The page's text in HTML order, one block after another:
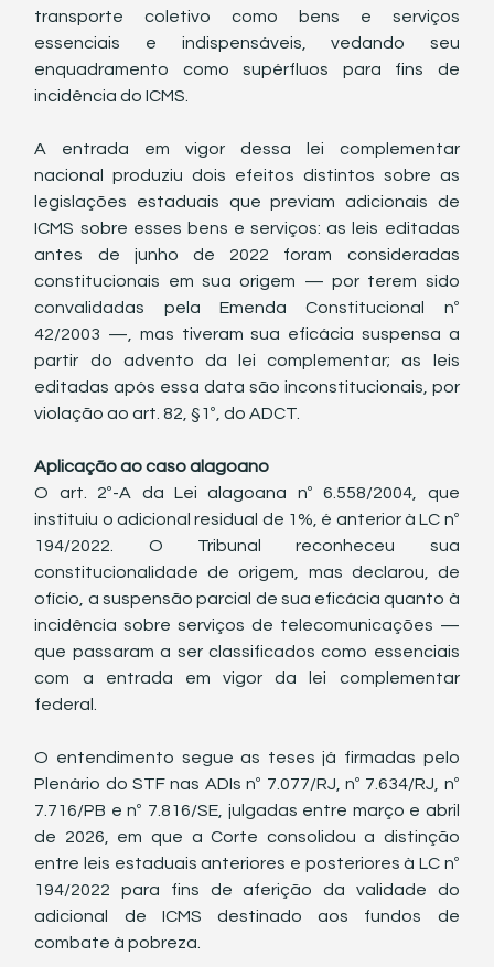
transporte coletivo como bens e serviços
essenciais e indispensáveis, vedando seu
enquadramento como supérfluos para fins de
incidência do ICMS.
A entrada em vigor dessa lei complementar
nacional produziu dois efeitos distintos sobre as
legislações estaduais que previam adicionais de
ICMS sobre esses bens e serviços: as leis editadas
antes de junho de 2022 foram consideradas
constitucionais em sua origem — por terem sido
convalidadas pela Emenda Constitucional nº
42/2003 —, mas tiveram sua eficácia suspensa a
partir do advento da lei complementar; as leis
editadas após essa data são inconstitucionais, por
violação ao art. 82, §1º, do ADCT.
Aplicação ao caso alagoano
O art. 2º-A da Lei alagoana nº 6.558/2004, que
instituiu o adicional residual de 1%, é anterior à LC nº
194/2022. O Tribunal reconheceu sua
constitucionalidade de origem, mas declarou, de
ofício, a suspensão parcial de sua eficácia quanto à
incidência sobre serviços de telecomunicações —
que passaram a ser classificados como essenciais
com a entrada em vigor da lei complementar
federal.
O entendimento segue as teses já firmadas pelo
Plenário do STF nas ADIs nº 7.077/RJ, nº 7.634/RJ, nº
7.716/PB e nº 7.816/SE, julgadas entre março e abril
de 2026, em que a Corte consolidou a distinção
entre leis estaduais anteriores e posteriores à LC nº
194/2022 para fins de aferição da validade do
adicional de ICMS destinado aos fundos de
combate à pobreza.